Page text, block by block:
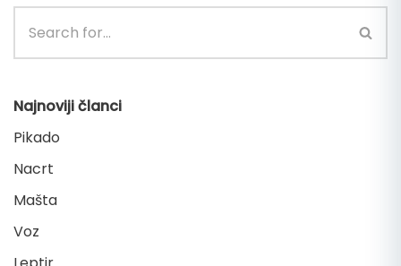
Najnoviji članci
Pikado
Nacrt
Mašta
Voz